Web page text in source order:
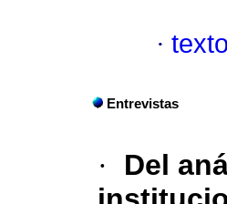
·
Entrevistas
·
Del